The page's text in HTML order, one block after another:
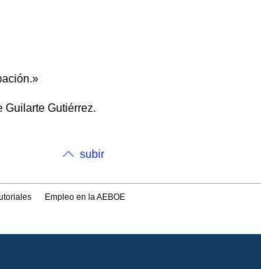
Guilarte Gutiérrez.
subir
Empleo en la AEBOE